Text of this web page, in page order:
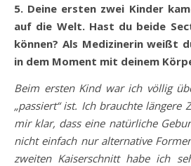
5. Deine ersten zwei Kinder
auf die Welt. Hast du beide
können? Als Medizinerin weißt
in dem Moment mit deinem
Beim ersten Kind war ich völlig
„passiert“ ist. Ich brauchte längere
mir klar, dass eine natürliche
nicht einfach nur alternative
zweiten Kaiserschnitt habe ich